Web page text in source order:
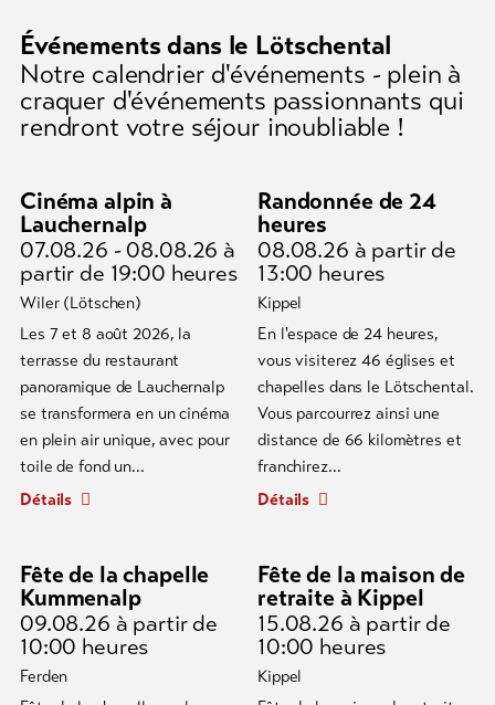
Produits régionaux Lötschental
Naturellement Lötschental
Plongez dans le monde des produits fabriqués naturellement
dans le Lötschental, où la qualité, la durabilité et l'authenticité
sont des valeurs primordiales...
Détails
Événements dans le Lötschental
Notre calendrier d'événements - plein à
craquer d'événements passionnants qui
rendront votre séjour inoubliable !
Cinéma alpin à
Lauchernalp
07.08.26 - 08.08.26 à
partir de 19:00 heures
Wiler (Lötschen)
Les 7 et 8 août 2026, la
terrasse du restaurant
panoramique de Lauchernalp
se transformera en un cinéma
en plein air unique, avec pour
toile de fond un...
Détails
Randonnée de 24
heures
08.08.26 à partir de
13:00 heures
Kippel
En l'espace de 24 heures,
vous visiterez 46 églises et
chapelles dans le Lötschental.
Vous parcourrez ainsi une
distance de 66 kilomètres et
franchirez...
Détails
Fête de la chapelle
Kummenalp
09.08.26 à partir de
10:00 heures
Ferden
Fête de la maison de
retraite à Kippel
15.08.26 à partir de
10:00 heures
Kippel